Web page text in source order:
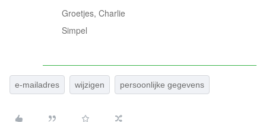
Groetjes, Charlie
Simpel
e-mailadres wijzigen persoonlijke gegevens